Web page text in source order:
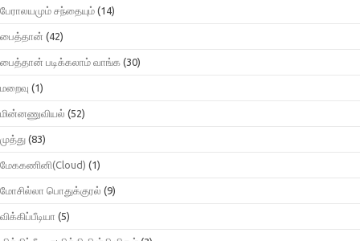
பேராலயமும் சந்தையும் (14)
பைத்தான் (42)
பைத்தான் படிக்கலாம் வாங்க (30)
மறைவு (1)
மின்னணுவியல் (52)
முத்து (83)
மேககணினி(Cloud) (1)
மோசில்லா பொதுக்குரல் (9)
விக்கிப்பீடியா (5)